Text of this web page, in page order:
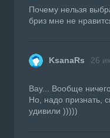
Почему нельзя
бриз мне не
KsanaRs 26
Вау... Вообще
Но, надо признать,
удивили )))))